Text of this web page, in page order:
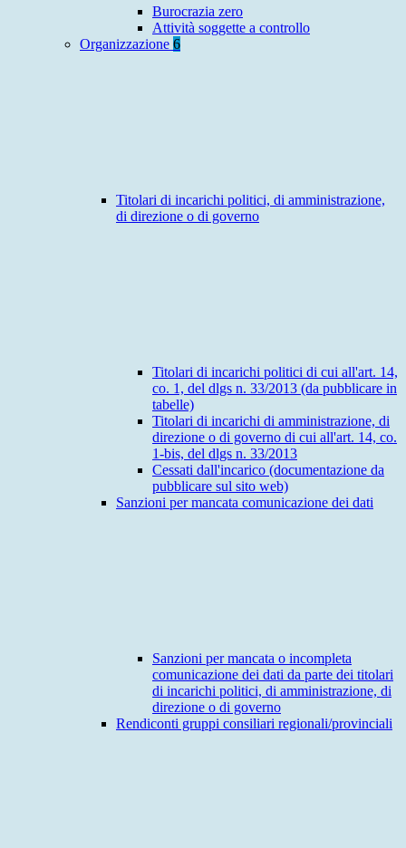
Burocrazia zero
Attività soggette a controllo
Organizzazione 6
Titolari di incarichi politici, di amministrazione,
di direzione o di governo
Titolari di incarichi politici di cui all'art. 14,
co. 1, del dlgs n. 33/2013 (da pubblicare in
tabelle)
Titolari di incarichi di amministrazione, di
direzione o di governo di cui all'art. 14, co.
1-bis, del dlgs n. 33/2013
Cessati dall'incarico (documentazione da
pubblicare sul sito web)
Sanzioni per mancata comunicazione dei dati
Sanzioni per mancata o incompleta
comunicazione dei dati da parte dei titolari
di incarichi politici, di amministrazione, di
direzione o di governo
Rendiconti gruppi consiliari regionali/provinciali